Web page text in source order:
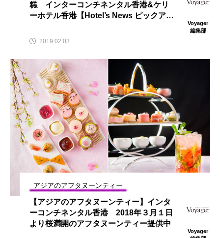
糕 インターコンチネンタル香港&ケリ
ーホテル香港【Hotel’s News ピックアッ
Voyager
編集部
2019.02.03
アジアのアフタヌーンティー
【アジアのアフタヌーンティー】インタ
ーコンチネンタル香港 2018年３月１日
より桜満開のアフタヌーンティー提供中
Voyager